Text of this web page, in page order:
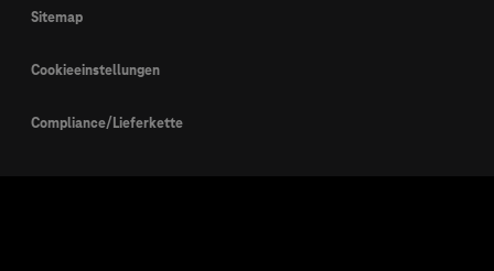
Sitemap
Cookieeinstellungen
Compliance/Lieferkette